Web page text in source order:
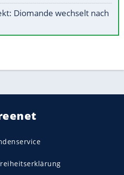
Diomande wechselt nach